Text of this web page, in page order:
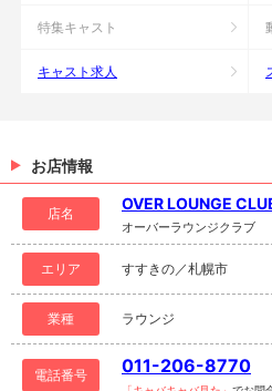
特集キャスト
キャスト求人
お店情報
店名
OVER LOUNGE
オーバーラウンジクラブ
エリア すすきの／札幌市
業種 ラウンジ
電話番号 011-206-8770